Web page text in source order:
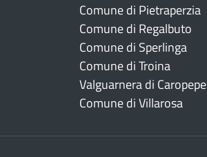
Comune di Pietraperzia
Comune di Regalbuto
Comune di Sperlinga
Comune di Troina
Valguarnera di Caropepe
Comune di Villarosa